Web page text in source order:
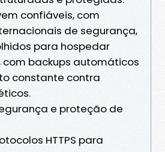
confiáveis, com
de segurança,
para hospedar
com backups automáticos
constante contra
e proteção de
HTTPS para